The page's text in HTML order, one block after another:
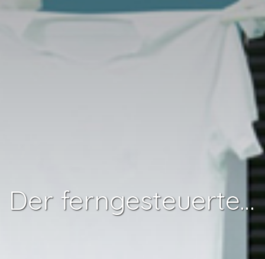
Der ferngesteuerte Roboter Ugo kümmert sich um Ihre Wäsche